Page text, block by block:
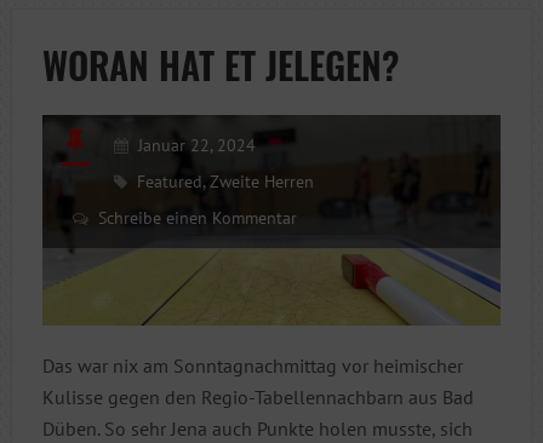
HAPPY
END
WORAN HAT ET JELEGEN?
Januar 22, 2024
Featured,Zweite Herren
Schreibe einen Kommentar
Das war nix am Sonntagnachmittag vor heimischer
Kulisse gegen den Regio-Tabellennachbarn aus Bad
Düben. So sehr Jena auch Punkte holen musste, sich